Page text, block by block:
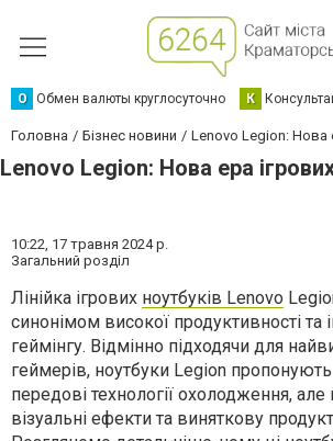
О Обмен валюты круглосуточно К
Головна Бізнес новини Lenovo Legion: Нова
Lenovo Legion: Нова ера
10:22, 17 травня 2024 р.
Загальний розділ
Лінійка ігрових ноутбуків Lenovo
синонімом високої продуктивності та
геймінгу. Відмінно підходячи для
геймерів, ноутбуки Legion пропонують
передові технології охолодження,
візуальні ефекти та виняткову